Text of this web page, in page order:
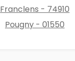
Franclens - 74910
Pougny - 01550